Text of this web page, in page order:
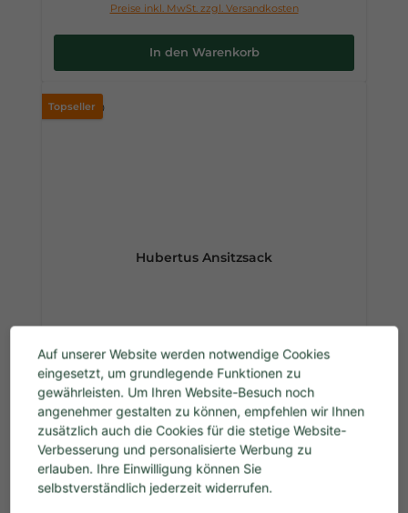
Preise inkl. MwSt. zzgl. Versandkosten
In den Warenkorb
Topseller
Hubertus Ansitzsack
Regulärer Preis:
139,90 €
Preise inkl. MwSt. zzgl. Versandkosten
In den Warenkorb
Auf unserer Website werden notwendige Cookies
eingesetzt, um grundlegende Funktionen zu
gewährleisten. Um Ihren Website-Besuch noch
angenehmer gestalten zu können, empfehlen wir Ihnen
zusätzlich auch die Cookies für die stetige Website-
Verbesserung und personalisierte Werbung zu
erlauben. Ihre Einwilligung können Sie
selbstverständlich jederzeit widerrufen.